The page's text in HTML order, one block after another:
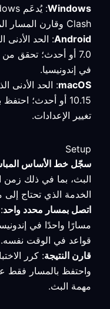
Windows
Clash وقارن المسار المحدد باتصال مباشر.
Android
7.0 أو أحدث؛ تحقق
في إندونيسيا.
macOS
10.15 أو أحدث؛
تغيير الإعدادات.
Setup
سجّل خط الأساس
البث، بما في ذلك زمن
الخدمة الذي تحتاج إلى
اتصل بمسار محدد واحد
مسارًا واحدًا في
قواعد في الوقت نفسه.
قارن النتيجة: كرر
واحتفظ بالمسار فقط
مهمة البث.